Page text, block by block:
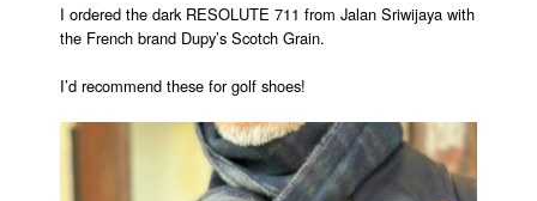
I ordered the dark RESOLUTE 711 from Jalan Sriwijaya with
the French brand Dupy’s Scotch Grain.
I’d recommend these for golf shoes!